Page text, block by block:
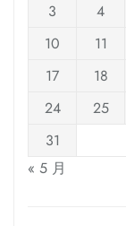
3
4
10
11
17
18
24
25
31
« 5 月